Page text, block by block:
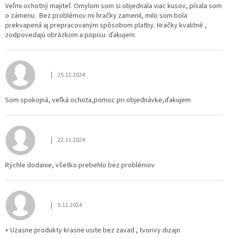
Veľmi ochotný majiteľ. Omylom som si objednala viac kusov, písala som
o zámenu . Bez problémov mi hračky zamenil, milo som bola
prekvapená aj prepracovaným spôsobom platby. Hračky kvalitné ,
zodpovedajú obrázkom a popisu. ďakujem
Hodnotenie obchodu je 5 z 5 hviezdičiek.
| 25.11.2024
Som spokojná, veľká ochota,pomoc pri objednávke,ďakujem
Hodnotenie obchodu je 5 z 5 hviezdičiek.
| 22.11.2024
Rýchle dodanie, všetko prebehlo bez problémov
Hodnotenie obchodu je 5 z 5 hviezdičiek.
| 5.11.2024
+ Uzasne produkty krasne usite bez zavad , tvorivy dizajn